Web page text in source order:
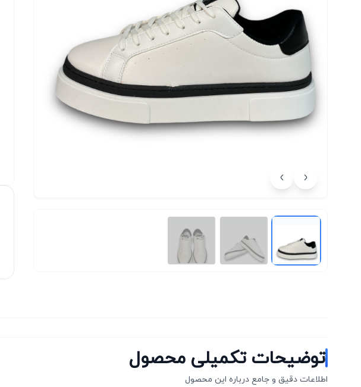
توضیحات تکمیلی محصول
اطلاعات دقیق و جامع درباره این محصول